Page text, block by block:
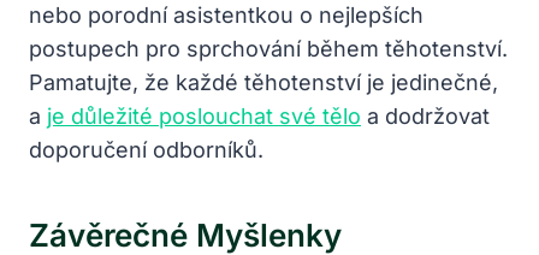
nebo porodní asistentkou o nejlepších
postupech pro sprchování během těhotenství.
Pamatujte, že každé těhotenství je jedinečné,
a je důležité poslouchat své tělo a dodržovat
doporučení odborníků.
Závěrečné Myšlenky